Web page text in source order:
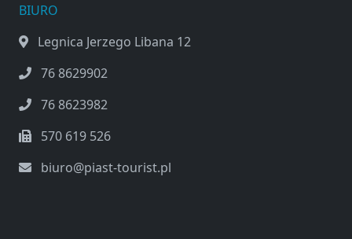
BIURO
Legnica Jerzego Libana 12
76 8629902
76 8623982
570 619 526
biuro@piast-tourist.pl